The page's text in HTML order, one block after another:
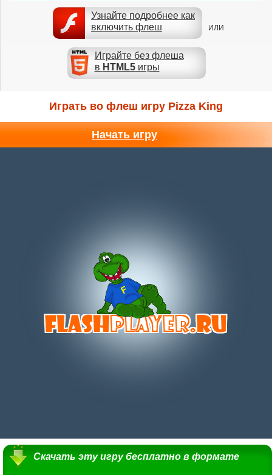
Узнайте подробнее как
включить флеш
ИЛИ
Играйте без флеша
в HTML5игры
Играть во флеш игру Pizza King
Начать игру
Скачать эту игру бесплатно в формате